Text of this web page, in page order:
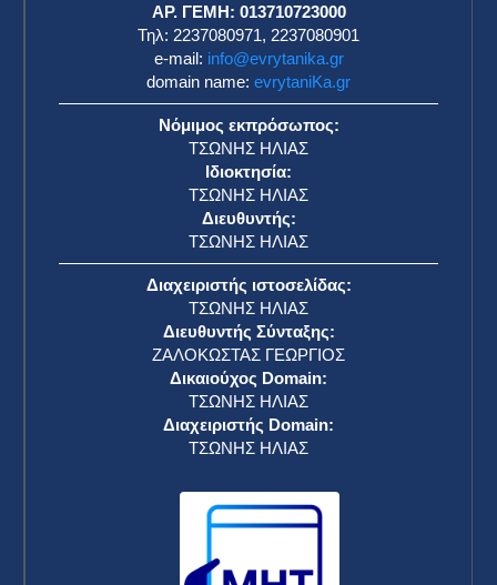
ΑΡ. ΓΕΜΗ: 013710723000
Τηλ: 2237080971, 2237080901
e-mail: info@evrytanika.gr
domain name: evrytaniKa.gr
Νόμιμος εκπρόσωπος:
ΤΣΩΝΗΣ ΗΛΙΑΣ
Ιδιοκτησία:
ΤΣΩΝΗΣ ΗΛΙΑΣ
Διευθυντής:
ΤΣΩΝΗΣ ΗΛΙΑΣ
Διαχειριστής ιστοσελίδας:
ΤΣΩΝΗΣ ΗΛΙΑΣ
Διευθυντής Σύνταξης:
ΖΑΛΟΚΩΣΤΑΣ ΓΕΩΡΓΙΟΣ
Δικαιούχος Domain:
ΤΣΩΝΗΣ ΗΛΙΑΣ
Διαχειριστής Domain:
ΤΣΩΝΗΣ ΗΛΙΑΣ